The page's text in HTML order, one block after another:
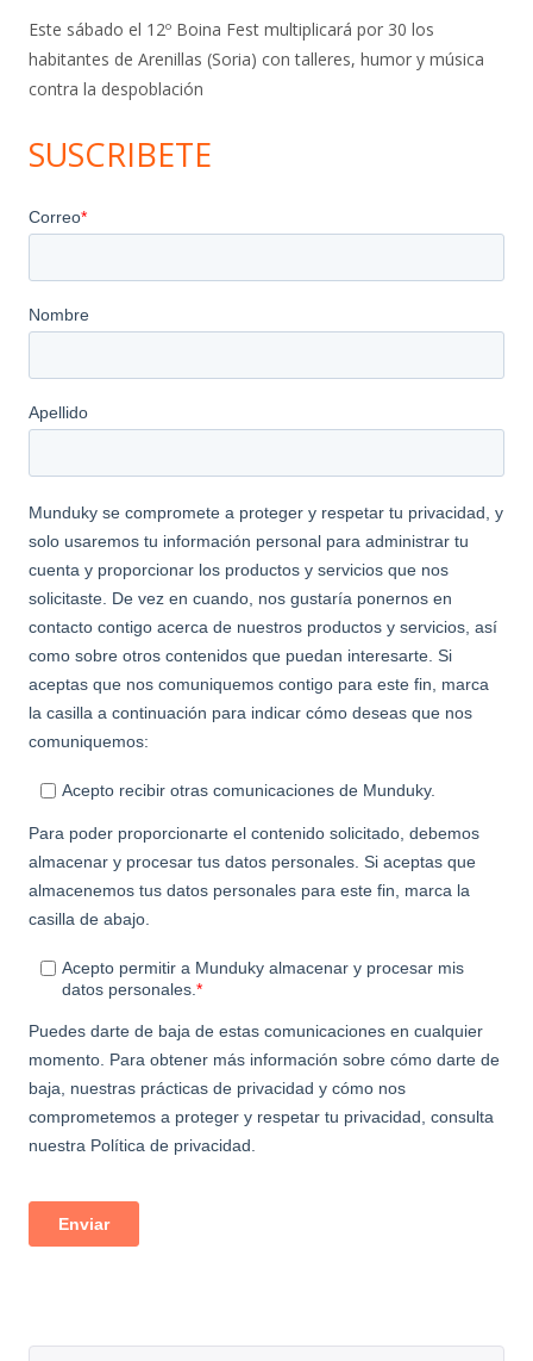
Este sábado el 12º Boina Fest multiplicará por 30 los
habitantes de Arenillas (Soria) con talleres, humor y música
contra la despoblación
SUSCRIBETE